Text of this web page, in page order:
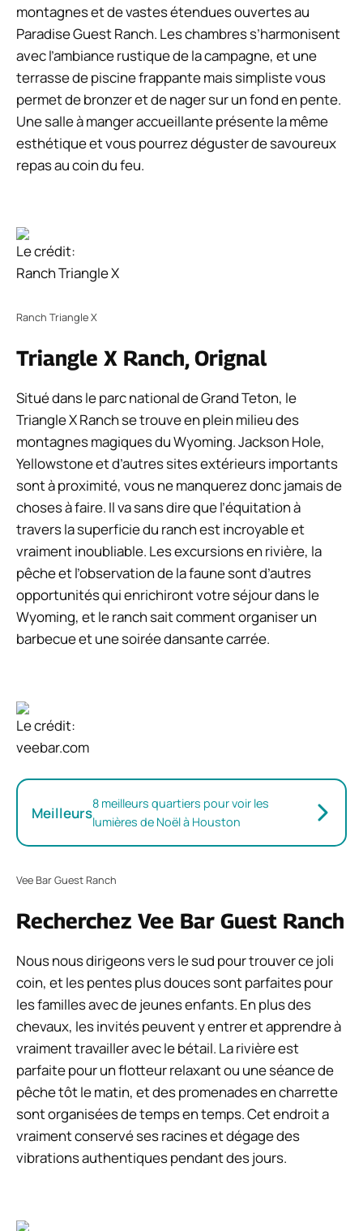
montagnes et de vastes étendues ouvertes au
Paradise Guest Ranch. Les chambres s’harmonisent
avec l’ambiance rustique de la campagne, et une
terrasse de piscine frappante mais simpliste vous
permet de bronzer et de nager sur un fond en pente.
Une salle à manger accueillante présente la même
esthétique et vous pourrez déguster de savoureux
repas au coin du feu.
Le crédit:
Ranch Triangle X
Ranch Triangle X
Triangle X Ranch, Orignal
Situé dans le parc national de Grand Teton, le
Triangle X Ranch se trouve en plein milieu des
montagnes magiques du Wyoming. Jackson Hole,
Yellowstone et d’autres sites extérieurs importants
sont à proximité, vous ne manquerez donc jamais de
choses à faire. Il va sans dire que l’équitation à
travers la superficie du ranch est incroyable et
vraiment inoubliable. Les excursions en rivière, la
pêche et l’observation de la faune sont d’autres
opportunités qui enrichiront votre séjour dans le
Wyoming, et le ranch sait comment organiser un
barbecue et une soirée dansante carrée.
Le crédit:
veebar.com
Meilleurs8 meilleurs quartiers pour voir les
lumières de Noël à Houston
Vee Bar Guest Ranch
Recherchez Vee Bar Guest Ranch
Nous nous dirigeons vers le sud pour trouver ce joli
coin, et les pentes plus douces sont parfaites pour
les familles avec de jeunes enfants. En plus des
chevaux, les invités peuvent y entrer et apprendre à
vraiment travailler avec le bétail. La rivière est
parfaite pour un flotteur relaxant ou une séance de
pêche tôt le matin, et des promenades en charrette
sont organisées de temps en temps. Cet endroit a
vraiment conservé ses racines et dégage des
vibrations authentiques pendant des jours.